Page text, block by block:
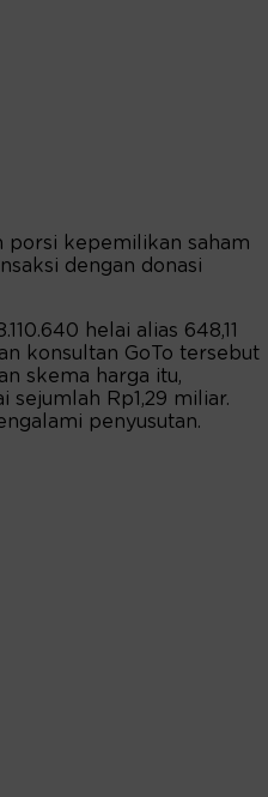
porsi kepemilikan saham
dengan donasi
helai alias 648,11
konsultan GoTo tersebut
skema harga itu,
Rp1,29 miliar.
penyusutan.